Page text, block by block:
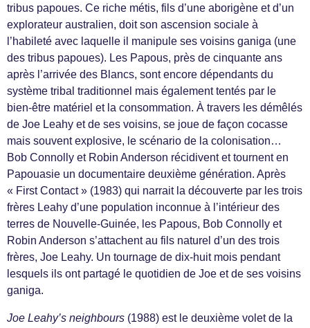
tribus papoues. Ce riche métis, fils d’une aborigène et d’un
explorateur australien, doit son ascension sociale à
l’habileté avec laquelle il manipule ses voisins ganiga (une
des tribus papoues). Les Papous, près de cinquante ans
après l’arrivée des Blancs, sont encore dépendants du
système tribal traditionnel mais également tentés par le
bien-être matériel et la consommation. À travers les démêlés
de Joe Leahy et de ses voisins, se joue de façon cocasse
mais souvent explosive, le scénario de la colonisation…
Bob Connolly et Robin Anderson récidivent et tournent en
Papouasie un documentaire deuxième génération. Après
« First Contact » (1983) qui narrait la découverte par les trois
frères Leahy d’une population inconnue à l’intérieur des
terres de Nouvelle-Guinée, les Papous, Bob Connolly et
Robin Anderson s’attachent au fils naturel d’un des trois
frères, Joe Leahy. Un tournage de dix-huit mois pendant
lesquels ils ont partagé le quotidien de Joe et de ses voisins
ganiga.
Joe Leahy’s neighbours (1988) est le deuxième volet de la